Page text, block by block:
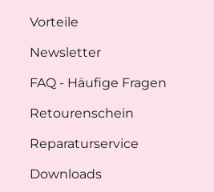
Vorteile
Newsletter
FAQ - Häufige Fragen
Retourenschein
Reparaturservice
Downloads